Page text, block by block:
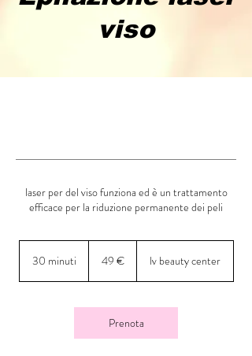
viso
laser per del viso funziona ed è un trattamento
efficace per la riduzione permanente dei peli
30 minuti
i
u
49 € lv beauty center
Prenota